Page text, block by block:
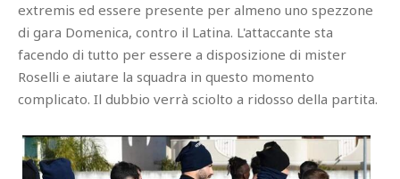
extremis ed essere presente per almeno uno spezzone
di gara Domenica, contro il Latina. L'attaccante sta
facendo di tutto per essere a disposizione di mister
Roselli e aiutare la squadra in questo momento
complicato. Il dubbio verrà sciolto a ridosso della partita.